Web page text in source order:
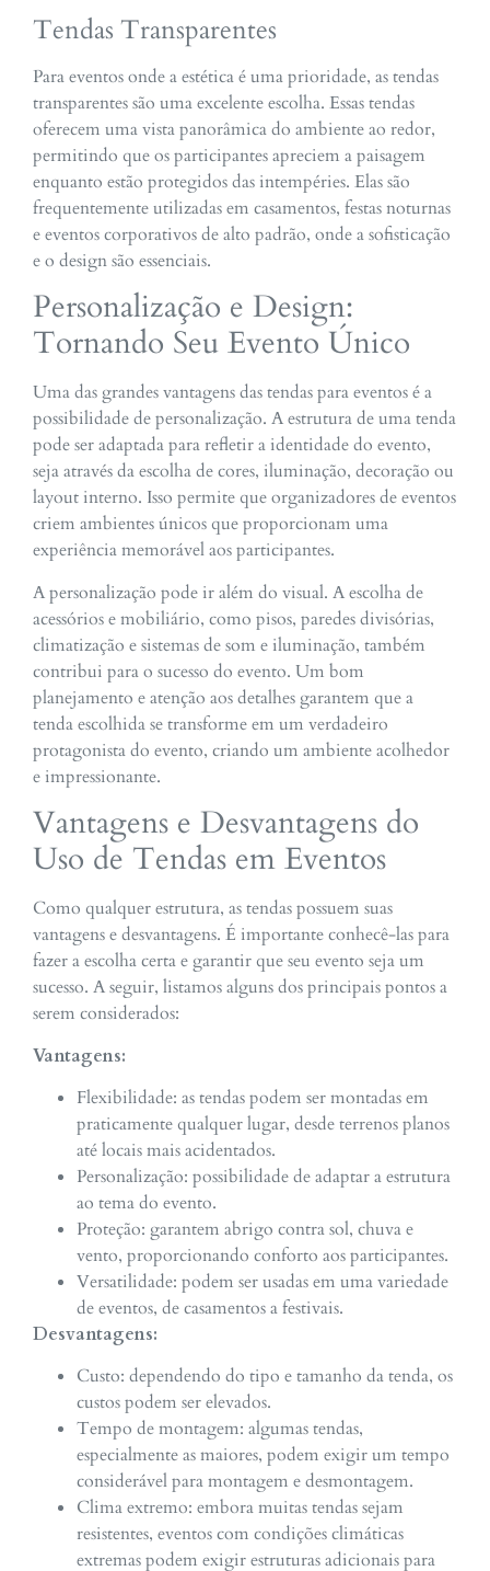
Tendas Transparentes
Para eventos onde a estética é uma prioridade, as tendas
transparentes são uma excelente escolha. Essas tendas
oferecem uma vista panorâmica do ambiente ao redor,
permitindo que os participantes apreciem a paisagem
enquanto estão protegidos das intempéries. Elas são
frequentemente utilizadas em casamentos, festas noturnas
e eventos corporativos de alto padrão, onde a sofisticação
e o design são essenciais.
Personalização e Design:
Tornando Seu Evento Único
Uma das grandes vantagens das tendas para eventos é a
possibilidade de personalização. A estrutura de uma tenda
pode ser adaptada para refletir a identidade do evento,
seja através da escolha de cores, iluminação, decoração ou
layout interno. Isso permite que organizadores de eventos
criem ambientes únicos que proporcionam uma
experiência memorável aos participantes.
A personalização pode ir além do visual. A escolha de
acessórios e mobiliário, como pisos, paredes divisórias,
climatização e sistemas de som e iluminação, também
contribui para o sucesso do evento. Um bom
planejamento e atenção aos detalhes garantem que a
tenda escolhida se transforme em um verdadeiro
protagonista do evento, criando um ambiente acolhedor
e impressionante.
Vantagens e Desvantagens do
Uso de Tendas em Eventos
Como qualquer estrutura, as tendas possuem suas
vantagens e desvantagens. É importante conhecê-las para
fazer a escolha certa e garantir que seu evento seja um
sucesso. A seguir, listamos alguns dos principais pontos a
serem considerados:
Vantagens:
Flexibilidade: as tendas podem ser montadas em
praticamente qualquer lugar, desde terrenos planos
até locais mais acidentados.
Personalização: possibilidade de adaptar a estrutura
ao tema do evento.
Proteção: garantem abrigo contra sol, chuva e
vento, proporcionando conforto aos participantes.
Versatilidade: podem ser usadas em uma variedade
de eventos, de casamentos a festivais.
Desvantagens:
Custo: dependendo do tipo e tamanho da tenda, os
custos podem ser elevados.
Tempo de montagem: algumas tendas,
especialmente as maiores, podem exigir um tempo
considerável para montagem e desmontagem.
Clima extremo: embora muitas tendas sejam
resistentes, eventos com condições climáticas
extremas podem exigir estruturas adicionais para